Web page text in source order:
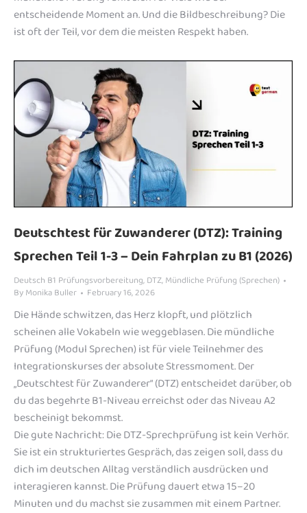
entscheidende Moment an. Und die Bildbeschreibung? Die
ist oft der Teil, vor dem die meisten Respekt haben.
Deutschtest für Zuwanderer (DTZ): Training
Sprechen Teil 1-3 – Dein Fahrplan zu B1 (2026)
Deutsch B1 Prüfungsvorbereitung,DTZ,Mündliche Prüfung (Sprechen)
ByMonika Buller February 16, 2026
Die Hände schwitzen, das Herz klopft, und plötzlich
scheinen alle Vokabeln wie weggeblasen. Die mündliche
Prüfung (Modul Sprechen) ist für viele Teilnehmer des
Integrationskurses der absolute Stressmoment. Der
„Deutschtest für Zuwanderer“ (DTZ) entscheidet darüber, ob
du das begehrte B1-Niveau erreichst oder das Niveau A2
bescheinigt bekommst.
Die gute Nachricht: Die DTZ-Sprechprüfung ist kein Verhör.
Sie ist ein strukturiertes Gespräch, das zeigen soll, dass du
dich im deutschen Alltag verständlich ausdrücken und
interagieren kannst. Die Prüfung dauert etwa 15–20
Minuten und du machst sie zusammen mit einem Partner.